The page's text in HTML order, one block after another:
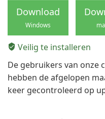
Download
Windows
Veilig te installeren
De gebruikers van onze
hebben de afgelopen
keer gecontroleerd op